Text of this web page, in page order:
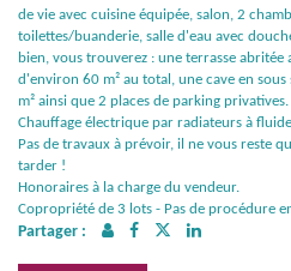
de vie avec cuisine équipée, salon, 2
toilettes/buanderie, salle d'eau avec
bien, vous trouverez : une terrasse
d'environ 60 m² au total, une cave en
m² ainsi que 2 places de parking privatives.
Chauffage électrique par radiateurs à
Pas de travaux à prévoir, il ne vous reste
tarder !
Honoraires à la charge du vendeur.
Copropriété de 3 lots - Pas de procédure
Partager :